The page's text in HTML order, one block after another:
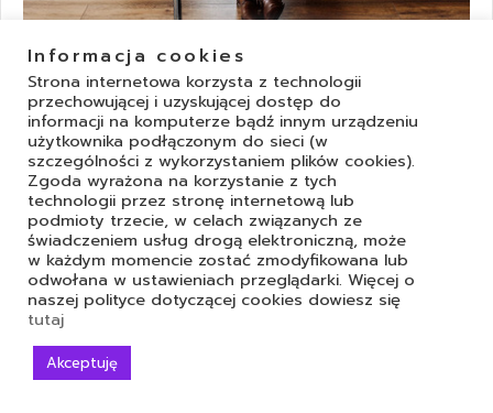
Informacja cookies
Strona internetowa korzysta z technologii
przechowującej i uzyskującej dostęp do
informacji na komputerze bądź innym urządzeniu
użytkownika podłączonym do sieci (w
szczególności z wykorzystaniem plików cookies).
Zgoda wyrażona na korzystanie z tych
technologii przez stronę internetową lub
podmioty trzecie, w celach związanych ze
świadczeniem usług drogą elektroniczną, może
w każdym momencie zostać zmodyfikowana lub
odwołana w ustawieniach przeglądarki. Więcej o
naszej polityce dotyczącej cookies dowiesz się
tutaj
Akceptuję